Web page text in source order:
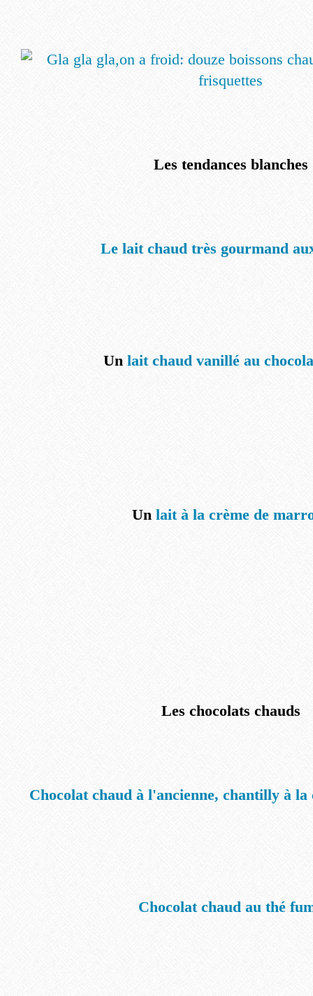
Les tendances blanches
Le lait chaud très gourmand
Un lait chaud vanillé au
Un lait à la crème de
Les chocolats chauds
Chocolat chaud à l'ancienne, chantilly à la
Chocolat chaud au thé